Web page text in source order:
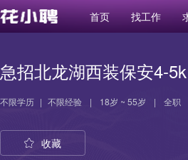
首页 找工作
急招北龙湖西装保安4-5k
不限学历 | 不限经验 | 18岁 ~ 55岁 | 全职
收藏